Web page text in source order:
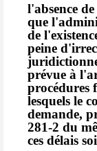
l'absence
que
de
peine
prévue à
procédures
lesquels le
demande,
281-2 du
ces délais